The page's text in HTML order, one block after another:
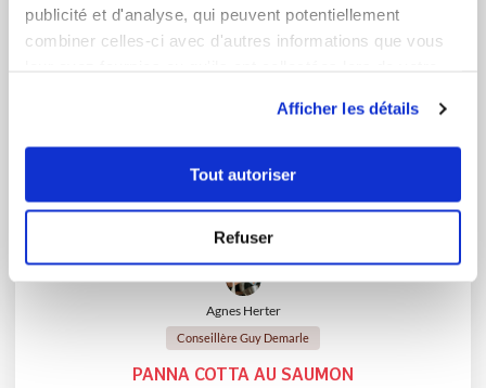
publicité et d'analyse, qui peuvent potentiellement
combiner celles-ci avec d'autres informations que vous
Afficher les détails
Tout autoriser
Refuser
Agnes Herter
Conseillère Guy Demarle
PANNA COTTA AU SAUMON